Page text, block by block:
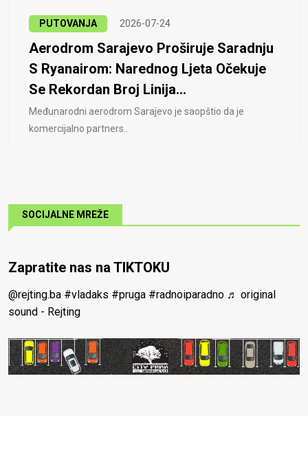
PUTOVANJA 2026-07-24
Aerodrom Sarajevo Proširuje Saradnju
S Ryanairom: Narednog Ljeta Očekuje
Se Rekordan Broj Linija...
Međunarodni aerodrom Sarajevo je saopštio da je
komercijalno partners..
SOCIJALNE MREŽE
Zapratite nas na TIKTOKU
@rejting.ba #vladaks #pruga #radnoiparadno ♬ original
sound - Rejting